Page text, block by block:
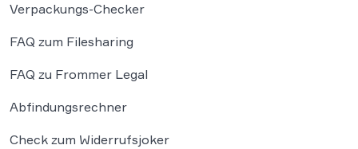
Verpackungs-Checker
FAQ zum Filesharing
FAQ zu Frommer Legal
Abfindungsrechner
Check zum Widerrufsjoker